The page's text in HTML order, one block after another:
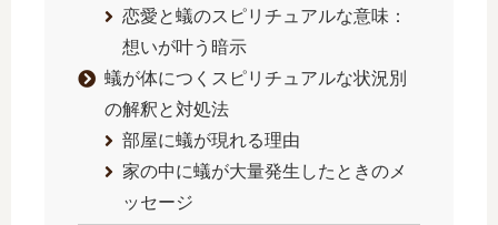
恋愛と蟻のスピリチュアルな意味：
想いが叶う暗示
蟻が体につくスピリチュアルな状況別
の解釈と対処法
部屋に蟻が現れる理由
家の中に蟻が大量発生したときのメ
ッセージ